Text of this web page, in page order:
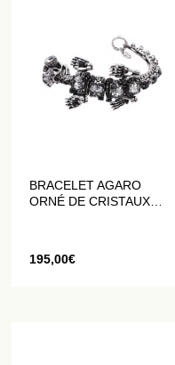
BRACELET AGARO
ORNÉ DE CRISTAUX
195,00€